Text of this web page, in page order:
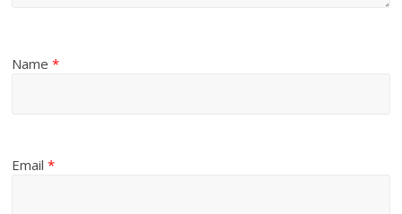
Name*
Email*